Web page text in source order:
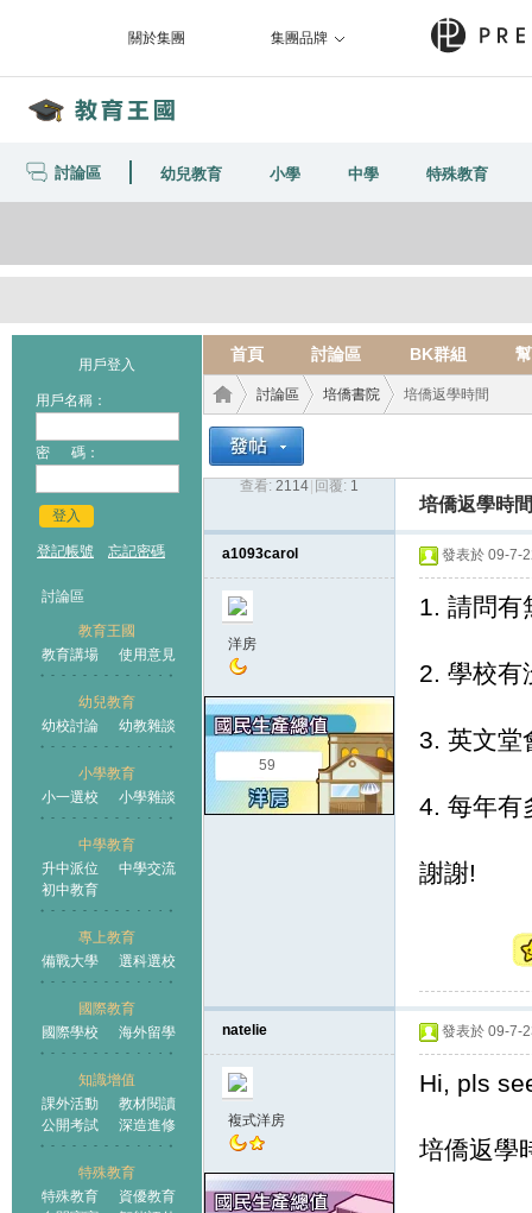
關於集團 集團品牌
討論區 幼兒教育 小學 中學 特殊教育
用戶登入
用戶名稱：
密 碼：
登入
登記帳號 忘記密碼
討論區
教育王國
教育講場
使用意見
幼兒教育
幼校討論
幼教雜談
小學教育
小一選校
小學雜談
中學教育
升中派位
中學交流
初中教育
專上教育
備戰大學
選科選校
國際教育
國際學校
海外留學
知識增值
課外活動
教材閱讀
公開考試
深造進修
特殊教育
特殊教育
資優教育
首頁 討論區 BK群組
王國
討論區 培僑書院 培僑返學時間
查看: 2114 回覆: 1
培僑返學時間
a1093carol
洋房
59
發表於 09-7-
1. 請問有
2. 學校有
3. 英文堂
4. 每年有
謝謝!
natelie
複式洋房
發表於 09-7-
Hi, pls
培僑返學